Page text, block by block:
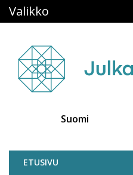
Main navigation
Valikko
Suomi
Julkaisufoorumi
ETUSIVU